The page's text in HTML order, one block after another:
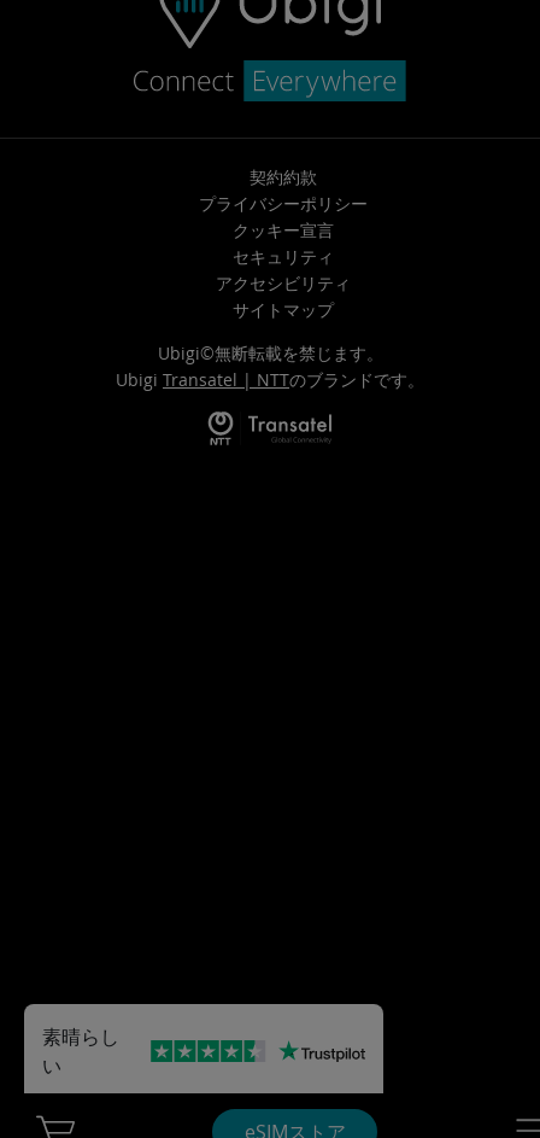
eSIMストア
契約約款
プライバシーポリシー
クッキー宣言
セキュリティ
アクセシビリティ
サイトマップ
Ubigi©無断転載を禁じます。
Ubigi Transatel | NTTのブランドです。
素晴らし
い